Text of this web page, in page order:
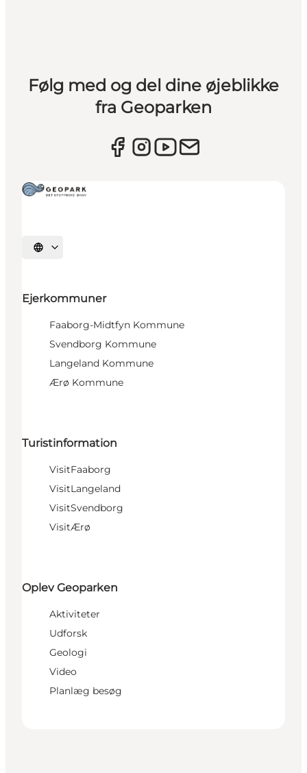
Følg med og del dine øjeblikke
fra Geoparken
Vælg sprog
Ejerkommuner
Faaborg-Midtfyn Kommune
Svendborg Kommune
Langeland Kommune
Ærø Kommune
Turistinformation
VisitFaaborg
VisitLangeland
VisitSvendborg
VisitÆrø
Oplev Geoparken
Aktiviteter
Udforsk
Geologi
Video
Planlæg besøg